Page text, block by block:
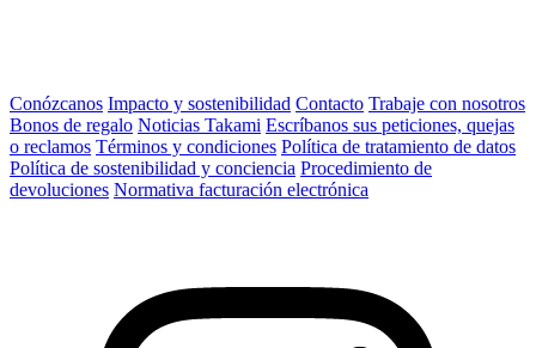
Conózcanos Impacto y sostenibilidad Contacto Trabaje con nosotros
Bonos de regalo Noticias Takami Escríbanos sus peticiones, quejas
o reclamos Términos y condiciones Política de tratamiento de datos
Política de sostenibilidad y conciencia Procedimiento de
devoluciones Normativa facturación electrónica